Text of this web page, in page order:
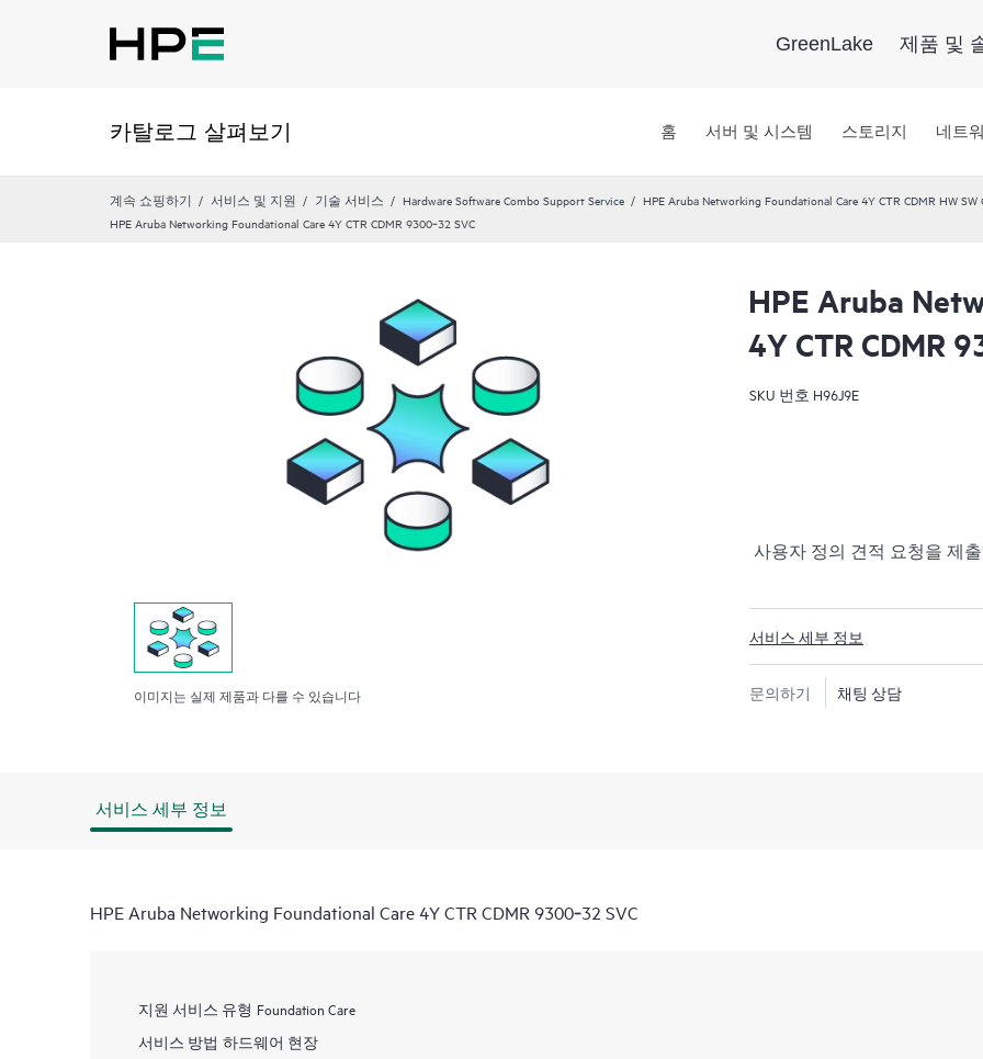
GreenLake 제품 및
카탈로그 살펴보기 홈 서버 및 시스템 스토리지 네트
계속 쇼핑하기 서비스 및 지원 기술 서비스 Hardware Software Combo Support Service
HPE Aruba Networking Foundational Care 4Y CTR CDMR HW SW
HPE Aruba Networking Foundational Care 4Y CTR CDMR 9300‑32 SVC
이미지는 실제 제품과 다를 수 있습니다
HPE Aruba
4Y CTR CDMR
SKU 번호 H96J9E
사용자 정의 견적 요청을 제
서비스 세부 정보
문의하기 채팅 상담
서비스 세부 정보
HPE Aruba Networking Foundational Care 4Y CTR CDMR 9300‑32 SVC
지원 서비스 유형 Foundation Care
서비스 방법 하드웨어 현장